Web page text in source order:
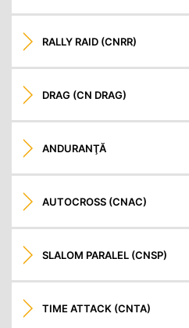
RALLY RAID (CNRR)
DRAG (CN DRAG)
ANDURANŢĂ
AUTOCROSS (CNAC)
SLALOM PARALEL (CNSP)
TIME ATTACK (CNTA)